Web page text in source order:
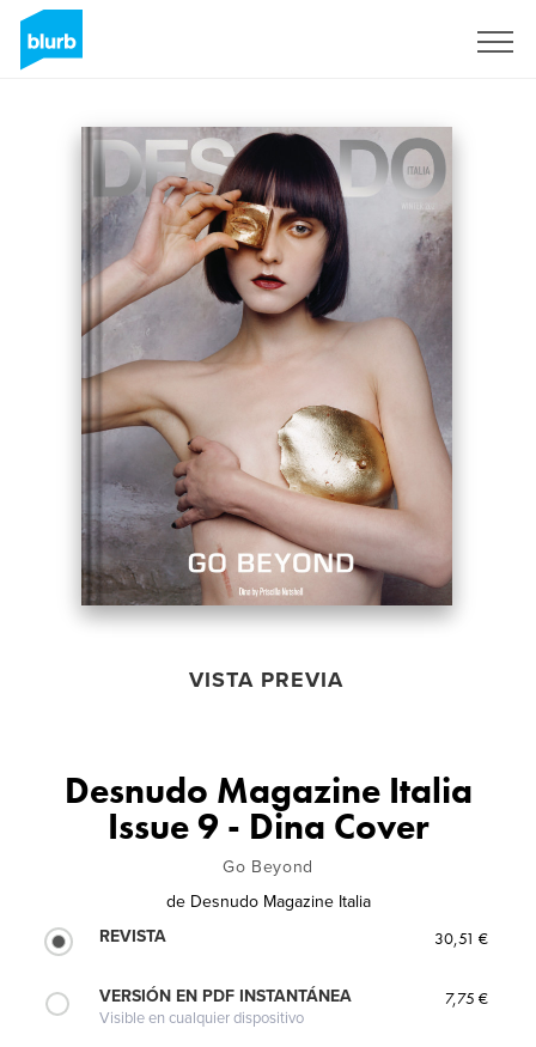
VISTA PREVIA
Desnudo Magazine Italia
Issue 9 - Dina Cover
Go Beyond
de Desnudo Magazine Italia
REVISTA
30,51 €
VERSIÓN EN PDF INSTANTÁNEA
Visible en cualquier dispositivo
7,75 €